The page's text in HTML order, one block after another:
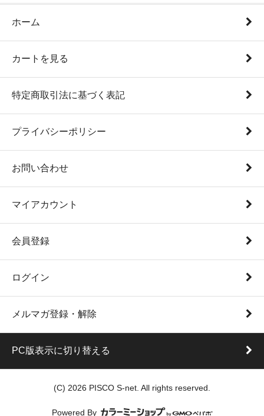
ホーム
カートを見る
特定商取引法に基づく表記
プライバシーポリシー
お問い合わせ
マイアカウント
会員登録
ログイン
メルマガ登録・解除
PC版表示に切り替える
(C) 2026 PISCO S-net. All rights reserved.
Powered By